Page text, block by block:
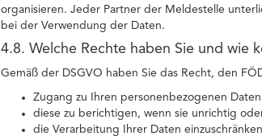
organisieren. Jeder Partner der Meldestelle
bei der Verwendung der Daten.
4.8. Welche Rechte haben Sie und wie
Gemäß der DSGVO haben Sie das Recht, den
Zugang zu Ihren personenbezogenen
diese zu berichtigen, wenn sie unrichtig
die Verarbeitung Ihrer Daten